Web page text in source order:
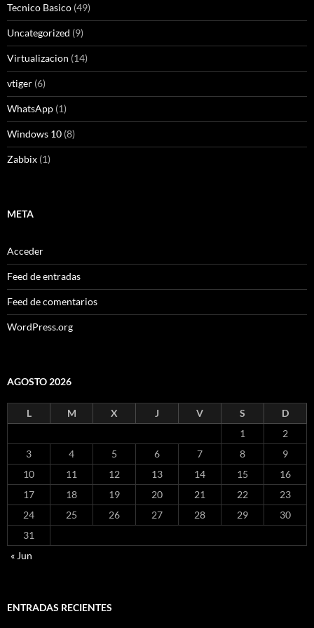
Tecnico Basico (49)
Uncategorized (9)
Virtualizacion (14)
vtiger (6)
WhatsApp (1)
Windows 10 (8)
Zabbix (1)
META
Acceder
Feed de entradas
Feed de comentarios
WordPress.org
AGOSTO 2026
L M X J V S
D
1
2
3
4 5 6 7 8
9
10
11 12 13 14 15
16
17
18 19 20 21 22
23
24
25 26 27 28 29
30
31
« Jun
ENTRADAS RECIENTES